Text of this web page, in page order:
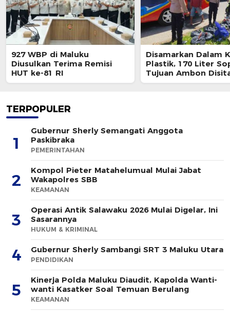
927 WBP di Maluku
Diusulkan Terima Remisi
HUT ke-81 RI
Disamarkan Dalam
Plastik, 170 Liter
Tujuan Ambon
TERPOPULER
1
Gubernur Sherly Semangati Anggota
Paskibraka
PEMERINTAHAN
2
Kompol Pieter Matahelumual Mulai Jabat
Wakapolres SBB
KEAMANAN
3
Operasi Antik Salawaku 2026 Mulai Digelar, Ini
Sasarannya
HUKUM & KRIMINAL
4 Gubernur Sherly Sambangi SRT 3 Maluku Utara
PENDIDIKAN
5
Kinerja Polda Maluku Diaudit, Kapolda Wanti-
wanti Kasatker Soal Temuan Berulang
KEAMANAN